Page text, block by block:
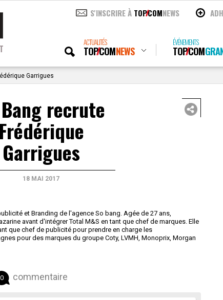
S'INSCRIRE À TOPCOMNEWS
ACTUALITÉS
TOPCOMNEWS
ÉVÉNEMENTS
TOPCOM
Garrigues
recrute
Frédérique
Garrigues
18 MAI 2017
et Branding de l'agence So bang. Agée de 27 ans,
avant d'intégrer Total M&S en tant que chef de marques. Elle
que chef de publicité pour prendre en charge les
pour des marques du groupe Coty, LVMH, Monoprix, Morgan
0 commentaire